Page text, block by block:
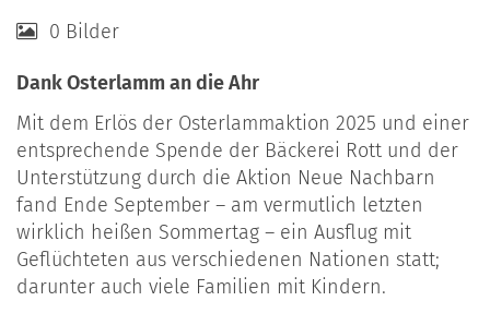
0 Bilder
Dank Osterlamm an die Ahr
Mit dem Erlös der Osterlammaktion 2025 und einer
entsprechende Spende der Bäckerei Rott und der
Unterstützung durch die Aktion Neue Nachbarn
fand Ende September – am vermutlich letzten
wirklich heißen Sommertag – ein Ausflug mit
Geflüchteten aus verschiedenen Nationen statt;
darunter auch viele Familien mit Kindern.